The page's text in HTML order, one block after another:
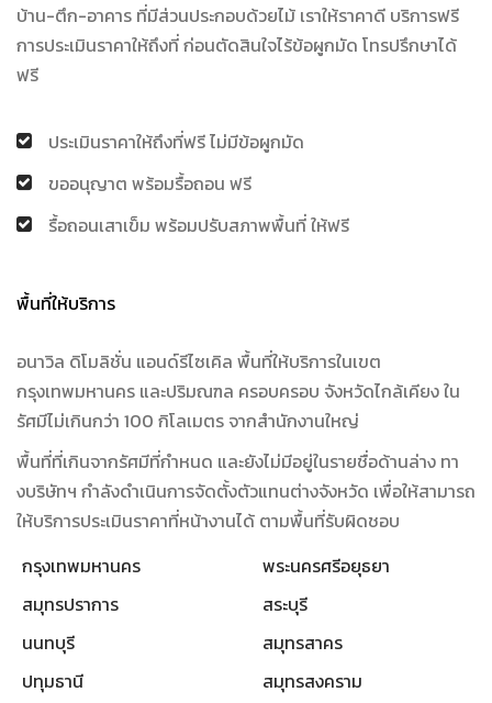
บ้าน-ตึก-อาคาร ที่มีส่วนประกอบด้วยไม้ เราให้ราคาดี บริการฟรี
การประเมินราคาให้ถึงที่ ก่อนตัดสินใจไร้ข้อผูกมัด โทรปรึกษาได้
ฟรี
ประเมินราคาให้ถึงที่ฟรี ไม่มีข้อผูกมัด
ขออนุญาต พร้อมรื้อถอน ฟรี
รื้อถอนเสาเข็ม พร้อมปรับสภาพพื้นที่ ให้ฟรี
พื้นที่ให้บริการ
อนาวิล ดิโมลิชั่น แอนด์รีไซเคิล พื้นที่ให้บริการในเขต
กรุงเทพมหานคร และปริมณฑล ครอบครอบ จังหวัดไกล้เคียง ใน
รัศมีไม่เกินกว่า 100 กิโลเมตร จากสำนักงานใหญ่
พื้นที่ที่เกินจากรัศมีที่กำหนด และยังไม่มีอยู่ในรายชื่อด้านล่าง ทา
งบริษัทฯ กำลังดำเนินการจัดตั้งตัวแทนต่างจังหวัด เพื่อให้สามารถ
ให้บริการประเมินราคาที่หน้างานได้ ตามพื้นที่รับผิดชอบ
กรุงเทพมหานคร
พระนครศรีอยุธยา
สมุทรปราการ
สระบุรี
นนทบุรี
สมุทรสาคร
ปทุมธานี
สมุทรสงคราม